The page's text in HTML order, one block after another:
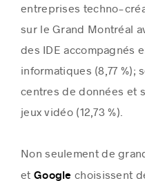
entreprises techno-
sur le Grand Montréal
des IDE accompagnés
informatiques (8,77 %);
centres de données et
jeux vidéo (12,73 %).
Non seulement de
et Google choisissent